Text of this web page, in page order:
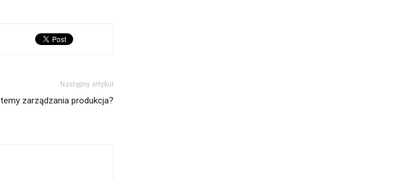
Następny artykuł
zarządzania produkcja?